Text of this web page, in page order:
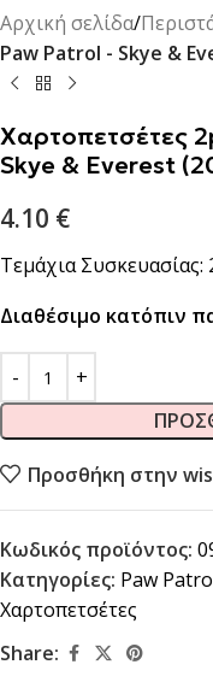
Αρχική σελίδα
Paw Patrol - Skye &
Χαρτοπετσέτες
Skye & Everest
4.10 €
Τεμάχια Συσκευασίας:
Διαθέσιμο κατόπιν
Προσθήκη στην
Κωδικός προϊόντος:
Κατηγορίες: Paw
Χαρτοπετσέτες
Share: